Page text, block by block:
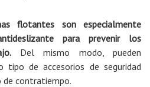
flotantes son especialmente
para prevenir los
Del mismo modo, pueden
tipo de accesorios de seguridad
de contratiempo.